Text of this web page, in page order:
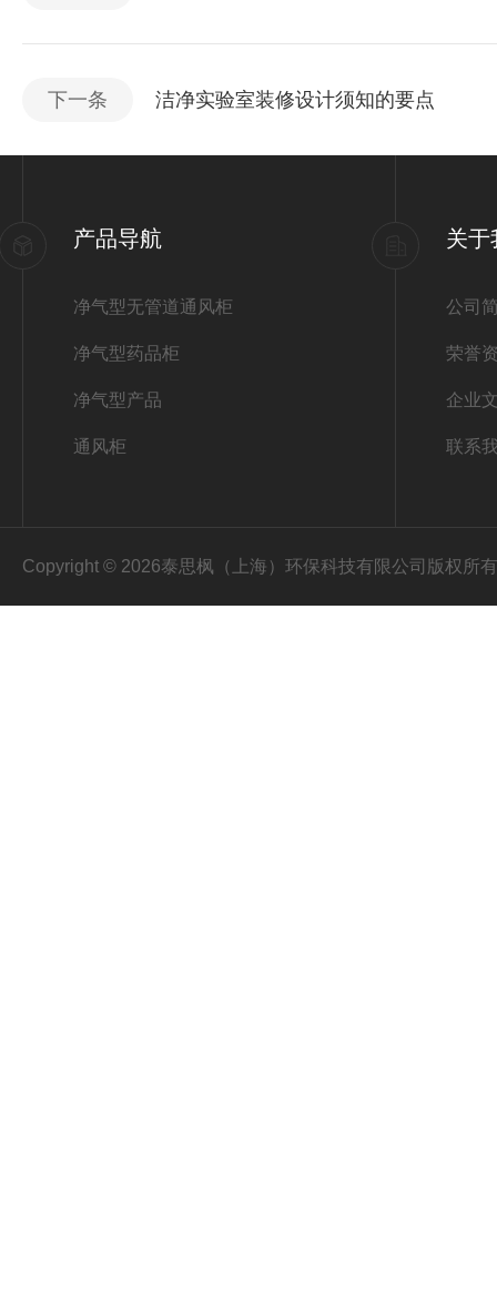
下一条 洁净实验室装修设计须知的要点
产品导航
净气型无管道通风柜
净气型药品柜
净气型产品
通风柜
关于
公司
荣誉
企业
联系
Copyright © 2026泰思枫（上海）环保科技有限公司版权